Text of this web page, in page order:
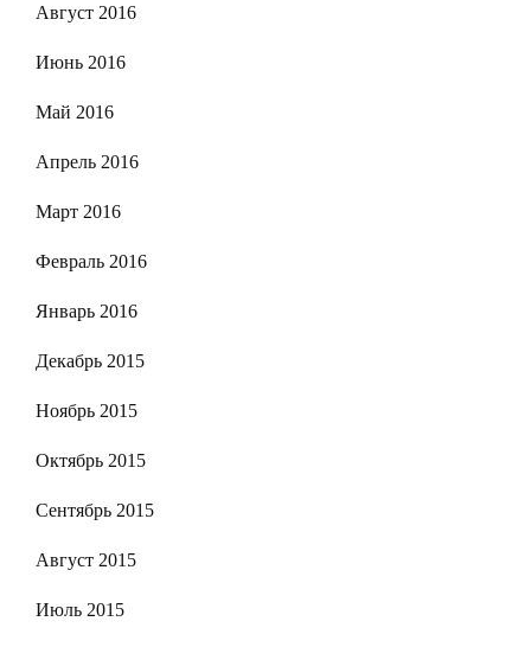
Август 2016
Июнь 2016
Май 2016
Апрель 2016
Март 2016
Февраль 2016
Январь 2016
Декабрь 2015
Ноябрь 2015
Октябрь 2015
Сентябрь 2015
Август 2015
Июль 2015